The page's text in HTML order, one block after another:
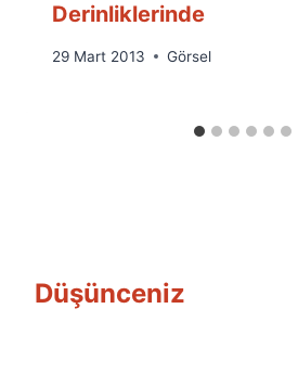
Derinliklerinde
By
29 Mart 2013 Görsel
Düşünceniz